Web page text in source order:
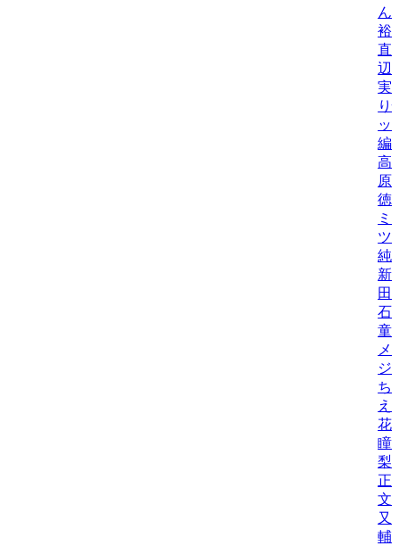
ん
裕/
直
辺
実/
り
ッ
編
高
原
徳/
ミ
ツ
純/
新
田
石
童
メ
ジ
ち
え
花
瞳/
梨
正
文
又
輔/